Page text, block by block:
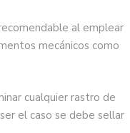
al emplear
mecánicos como
cualquier rastro de
el caso se debe sellar